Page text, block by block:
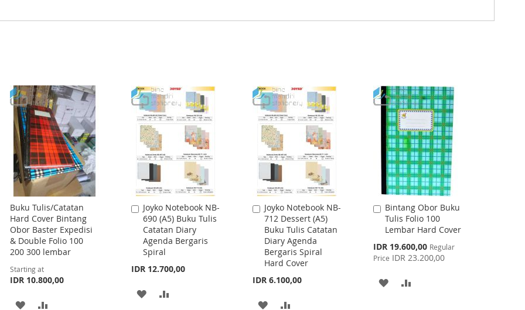
Buku Tulis/Catatan
Hard Cover Bintang
Obor Baster Expedisi
& Double Folio 100
200 300 lembar
Starting at
IDR 10.800,00
ADD
Joyko Notebook NB-
690 (A5) Buku Tulis
Catatan Diary
Agenda Bergaris
Spiral
IDR 12.700,00
Add
to
Cart
ADD
Joyko Notebook NB-
712 Dessert (A5)
Buku Tulis Catatan
Diary Agenda
Bergaris Spiral
Hard Cover
IDR 6.100,00
Add
to
Cart
ADD
Bintang Obor Buku
Tulis Folio 100
Lembar Hard Cover
Special
Price
IDR 19.600,00 Regular
Price IDR 23.200,00
Add
to
Cart
ADD